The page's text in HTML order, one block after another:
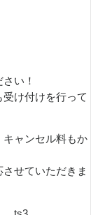
い！
け付けを行って
キャンセル料もか
せていただきま